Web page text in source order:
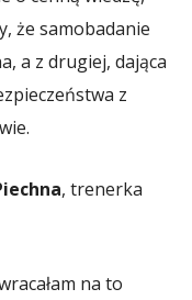
że samobadanie
a z drugiej, dająca
z
, trenerka
na to